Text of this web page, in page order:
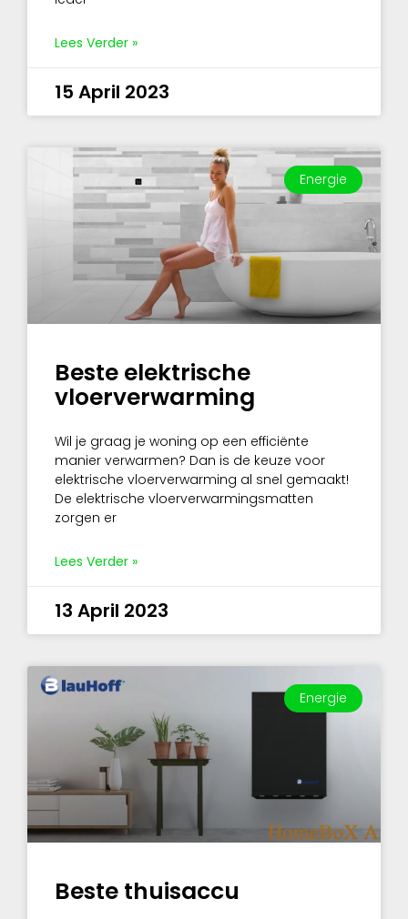
Lees Verder »
15 April 2023
Energie
Beste elektrische
vloerverwarming
Wil je graag je woning op een efficiënte
manier verwarmen? Dan is de keuze voor
elektrische vloerverwarming al snel gemaakt!
De elektrische vloerverwarmingsmatten
zorgen er
Lees Verder »
13 April 2023
Energie
Beste thuisaccu